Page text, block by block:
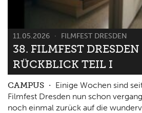
11.05.2026 FILMFEST DRESDEN
38. FILMFEST DRESDEN
RÜCKBLICK TEIL I
CAMPUS
Einige Wochen sind
Filmfest Dresden nun schon
noch einmal zurück auf die